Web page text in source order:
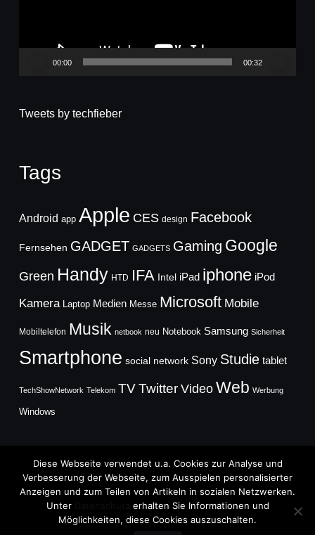
00:00 00:32
Tweets by techfieber
Tags
Android app Apple CES design Facebook
Fernsehen GADGET GADGETS Gaming Google
Green Handy HTD IFA Intel iPad iphone iPod
Kamera Laptop Medien Messe Microsoft Mobile
Mobiltelefon Musik netbook neu Notebook Samsung Sicherheit
Smartphone social network Sony Studie tablet
TechShowNetwork Telekom TVTwitter Video Web Werbung
Windows
Copyright © 2026
TechFieber Blog
Diese Webseite verwendet u.a. Cookies zur Analyse und
Verbesserung der Webseite, zum Ausspielen personalisierter
Anzeigen und zum Teilen von Artikeln in sozialen Netzwerken.
Unter
erhalten Sie Informationen und
Möglichkeiten, diese Cookies auszuschalten.